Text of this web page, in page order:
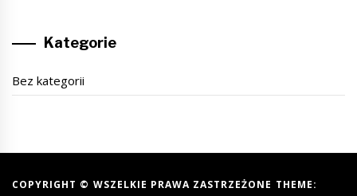
Kategorie
Bez kategorii
COPYRIGHT © WSZELKIE PRAWA ZASTRZEŻONE THEME: